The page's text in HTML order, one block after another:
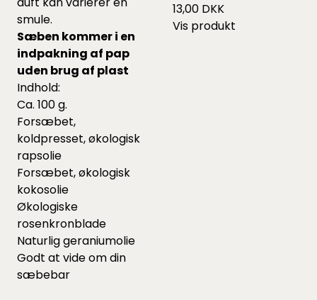
smule.
Sæben kommer i en
indpakning af pap
uden brug af plast
Indhold:
Ca. 100 g.
Forsæbet,
koldpresset, økologisk
rapsolie
Forsæbet, økologisk
kokosolie
Økologiske
rosenkronblade
Naturlig geraniumolie
Godt at vide om din
sæbebar
13,00 DKK
Vis produkt